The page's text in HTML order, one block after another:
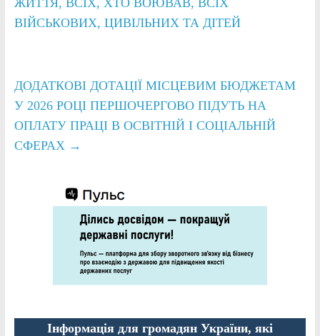
ВІЙСЬКОВИХ, ЦИВІЛЬНИХ ТА ДІТЕЙ
ДОДАТКОВІ ДОТАЦІЇ МІСЦЕВИМ БЮДЖЕТАМ
У 2026 РОЦІ ПЕРШОЧЕРГОВО ПІДУТЬ НА
ОПЛАТУ ПРАЦІ В ОСВІТНІЙ І СОЦІАЛЬНІЙ
СФЕРАХ →
Інформація для громадян України, які